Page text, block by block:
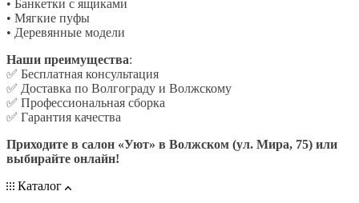
• Банкетки с ящиками
• Мягкие пуфы
• Деревянные модели
Наши преимущества:
✅ Бесплатная консультация
✅ Доставка по Волгограду и Волжскому
✅ Профессиональная сборка
✅ Гарантия качества
Приходите в салон «Уют» в Волжском (ул. Мира, 75) или
выбирайте онлайн!
Каталог